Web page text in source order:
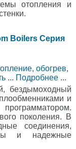
отопления и
Boilers Серия
обогрев,
... Подробнее ...
бездымоходный
и
поколения. В
соединения,
и надежные